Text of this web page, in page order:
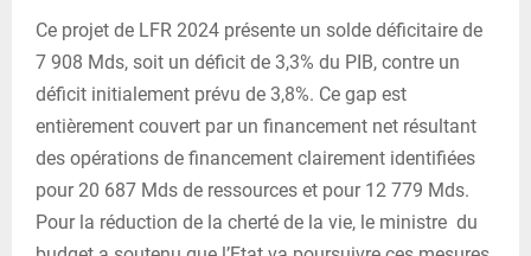
Ce projet de LFR 2024 présente un solde déficitaire de
7 908 Mds, soit un déficit de 3,3% du PIB, contre un
déficit initialement prévu de 3,8%. Ce gap est
entièrement couvert par un financement net résultant
des opérations de financement clairement identifiées
pour 20 687 Mds de ressources et pour 12 779 Mds.
Pour la réduction de la cherté de la vie, le ministre du